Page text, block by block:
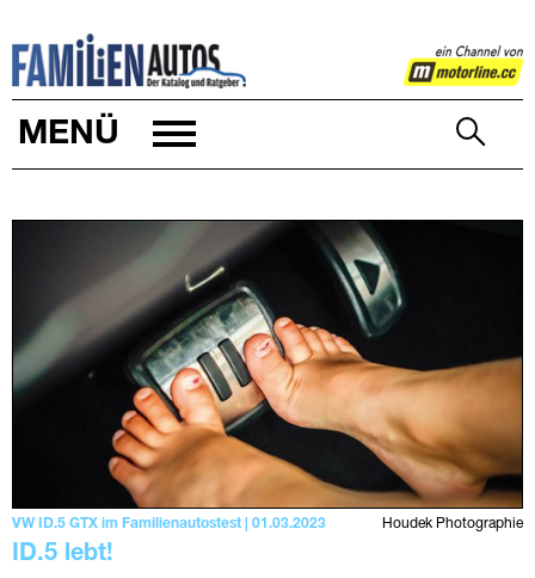
FAMILIENAUTOS
MENÜ
Houdek Photographie
VW ID.5 GTX im Familienautostest | 01.03.2023
ID.5 lebt!